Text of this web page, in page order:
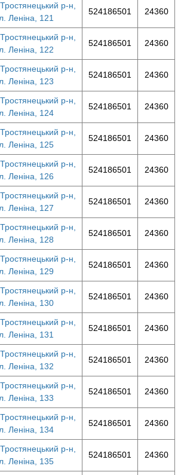
р-н,
Леніна, 121
524186501 24360
р-н,
Леніна, 122
524186501 24360
р-н,
Леніна, 123
524186501 24360
р-н,
Леніна, 124
524186501 24360
р-н,
Леніна, 125
524186501 24360
р-н,
Леніна, 126
524186501 24360
р-н,
Леніна, 127
524186501 24360
р-н,
Леніна, 128
524186501 24360
р-н,
Леніна, 129
524186501 24360
р-н,
Леніна, 130
524186501 24360
р-н,
Леніна, 131
524186501 24360
р-н,
Леніна, 132
524186501 24360
р-н,
Леніна, 133
524186501 24360
р-н,
Леніна, 134
524186501 24360
р-н,
Леніна, 135
524186501 24360